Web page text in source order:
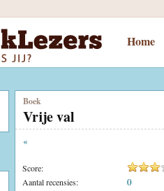
Home
Boek
Vrije val
«
Score:
Aantal recensies:
0